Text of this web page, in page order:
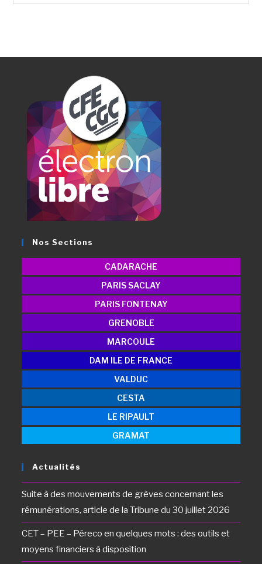
Nos Sections
CADARACHE
PARIS SACLAY
PARIS FONTENAY
GRENOBLE
MARCOULE
DAM ILE DE FRANCE
VALDUC
CESTA
LE RIPAULT
GRAMAT
Actualités
Suite à des mouvements de grèves concernant les
rémunérations, article de la Tribune du 30 juillet 2026
CET – PEE – Péreco en quelques mots : des outils et
moyens financiers à disposition